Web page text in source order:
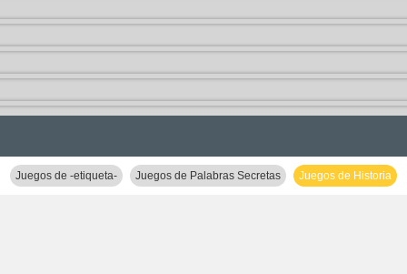
Juegos de -etiqueta- Juegos de Palabras Secretas Juegos de Historia